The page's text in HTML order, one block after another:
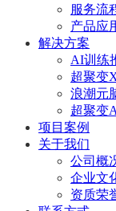
服务流
产品应
解决方案
AI训练
超聚变
浪潮元
超聚变
项目案例
关于我们
公司概
企业文
资质荣